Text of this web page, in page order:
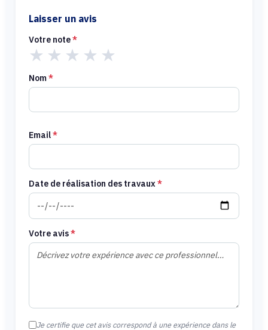
Laisser un avis
Votre note*
★ ★ ★ ★ ★
Nom*
Email*
Date de réalisation des travaux *
Votre avis*
Je certifie que cet avis correspond à une expérience dans le